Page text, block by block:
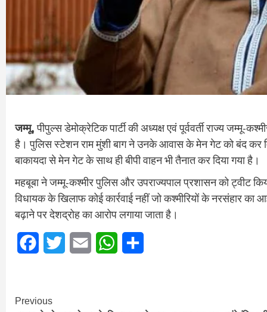
जम्मू,पीपुल्स डेमोक्रेटिक पार्टी की अध्यक्ष एवं पूर्ववर्ती राज्य जम्मू-
है। पुलिस स्टेशन राम मुंशी बाग ने उनके आवास के मेन गेट को बंद कर
बाकायदा से मेन गेट के साथ ही बीपी वाहन भी तैनात कर दिया गया है।
महबूबा ने जम्मू-कश्मीर पुलिस और उपराज्यपाल प्रशासन को ट्वीट
विधायक के खिलाफ कोई कार्रवाई नहीं जो कश्मीरियों के नरसंहार
बढ़ाने पर देशद्रोह का आरोप लगाया जाता है।
FacebookTwitter Email WhatsApp
Continue
Previous